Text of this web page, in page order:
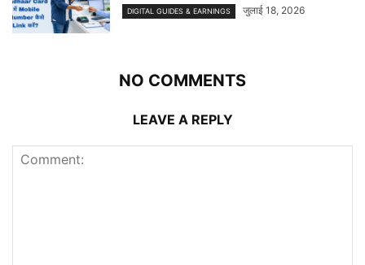
DIGITAL GUIDES & EARNINGS जुलाई 18, 2026
NO COMMENTS
LEAVE A REPLY